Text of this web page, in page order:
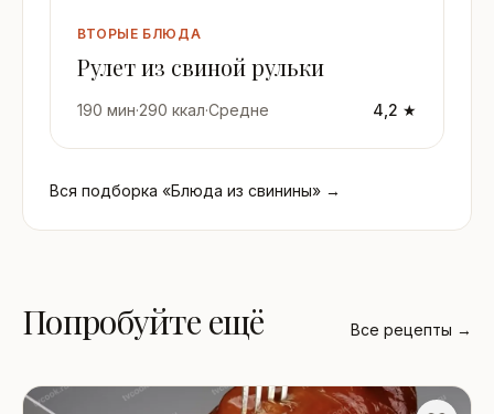
ВТОРЫЕ БЛЮДА
Рулет из свиной рульки
190 мин·290 ккал·Средне 4,2 ★
Вся подборка «Блюда из свинины» →
Попробуйте ещё Все рецепты →